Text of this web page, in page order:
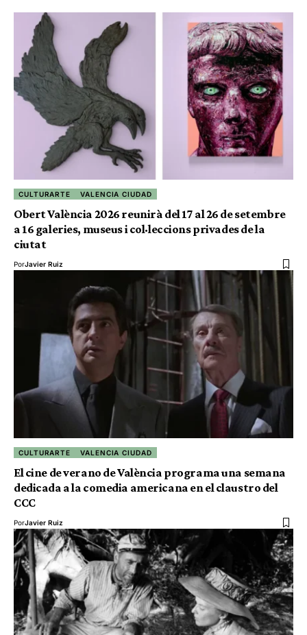
CULTURARTE VALENCIA CIUDAD
Obert València 2026 reunirà del 17 al 26 de setembre
a 16 galeries, museus i col·leccions privades de la
ciutat
PorJavier Ruiz
CULTURARTE VALENCIA CIUDAD
El cine de verano de València programa una semana
dedicada a la comedia americana en el claustro del
CCC
PorJavier Ruiz